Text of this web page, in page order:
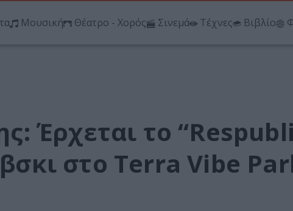
Μουσική Θέατρο - Χορός Σινεμά Τέχνες Βιβλίο
Έρχεται το
στο Terra Vibe